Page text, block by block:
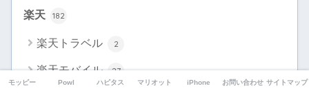
楽天 182
楽天トラベル 2
楽天モバイル 27
モッピー Powl ハピタス マリオット iPhone お問い合わせ サイトマップ